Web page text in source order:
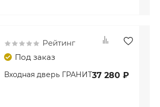
Рейтинг
Под заказ
Входная дверь ГРАНИТ37 280 ₽